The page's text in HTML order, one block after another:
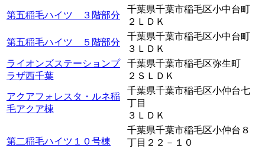
第五稲毛ハイツ ３階部分
千葉県千葉市稲毛区小中台町
２ＬＤＫ
第五稲毛ハイツ ５階部分
千葉県千葉市稲毛区小中台町
３ＬＤＫ
ライオンズステーションプ
ラザ西千葉
千葉県千葉市稲毛区弥生町
２ＳＬＤＫ
アクアフォレスタ・ルネ稲
毛アクア棟
千葉県千葉市稲毛区小仲台七
丁目
３ＬＤＫ
第二稲毛ハイツ１０号棟
千葉県千葉市稲毛区小仲台８
丁目２２－１０